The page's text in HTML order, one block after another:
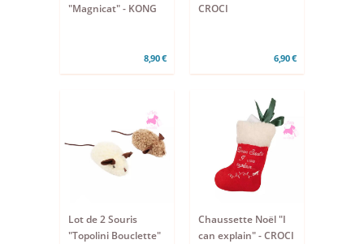
"Magnicat" - KONG
8,90 €
CROCI
6,90 €
Lot de 2 Souris
"Topolini Bouclette"
Chaussette Noël "I
can explain" - CROCI